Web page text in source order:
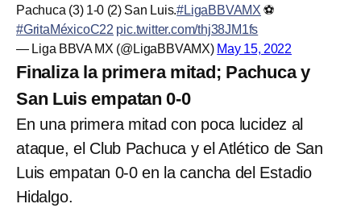
Pachuca (3) 1-0 (2) San Luis.#LigaBBVAMX ⚽
#GritaMéxicoC22 pic.twitter.com/thj38JM1fs
— Liga BBVA MX (@LigaBBVAMX) May 15, 2022
Finaliza la primera mitad; Pachuca y
San Luis empatan 0-0
En una primera mitad con poca lucidez al
ataque, el Club Pachuca y el Atlético de San
Luis empatan 0-0 en la cancha del Estadio
Hidalgo.